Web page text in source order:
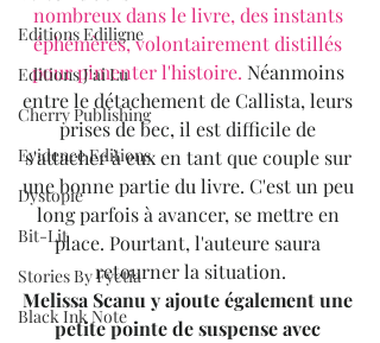
Editions Ediligne
Editions J'ai Lu
Cherry Publishing
Evidence Editions
Dystopie
Bit-Lit
Stories By Fyctia
Black Ink Note
nombreux dans le livre, des instants
éphémères, volontairement distillés
pour pimenter l'histoire. Néanmoins
entre le détachement de Callista, leurs
prises de bec, il est difficile de
s'attacher à eux en tant que couple sur
une bonne partie du livre. C'est un peu
long parfois à avancer, se mettre en
place. Pourtant, l'auteure saura
retourner la situation.
Melissa Scanu y ajoute également une
petite pointe de suspense avec